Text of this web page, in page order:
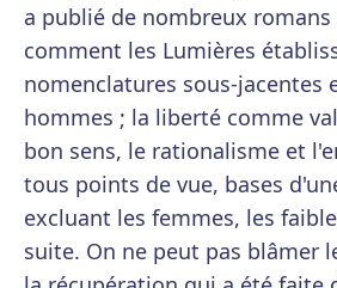
a publié de nombreux
comment les Lumières
nomenclatures sous-jacentes
hommes ; la liberté comme
bon sens, le rationalisme et
tous points de vue, bases
excluant les femmes, les
suite. On ne peut pas blâmer